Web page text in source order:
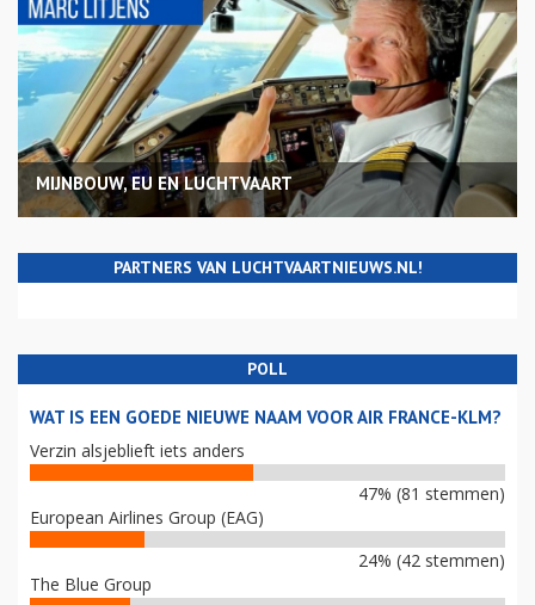
MIJNBOUW, EU EN LUCHTVAART
PARTNERS VAN LUCHTVAARTNIEUWS.NL!
POLL
WAT IS EEN GOEDE NIEUWE NAAM VOOR AIR FRANCE-KLM?
Verzin alsjeblieft iets anders
47% (81 stemmen)
European Airlines Group (EAG)
24% (42 stemmen)
The Blue Group